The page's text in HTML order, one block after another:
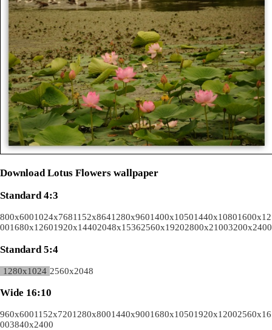
Download Lotus Flowers wallpaper
Standard 4:3
800x6001024x7681152x8641280x9601400x10501440x10801600x12
001680x12601920x14402048x15362560x19202800x21003200x2400
Standard 5:4
1280x1024 2560x2048
Wide 16:10
960x6001152x7201280x8001440x9001680x10501920x12002560x16
003840x2400